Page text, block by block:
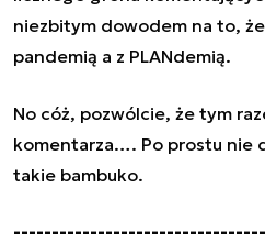
niezbitym dowodem na to,
pandemią a z PLANdemią.
No cóż, pozwólcie, że tym
komentarza…. Po prostu nie
takie bambuko.